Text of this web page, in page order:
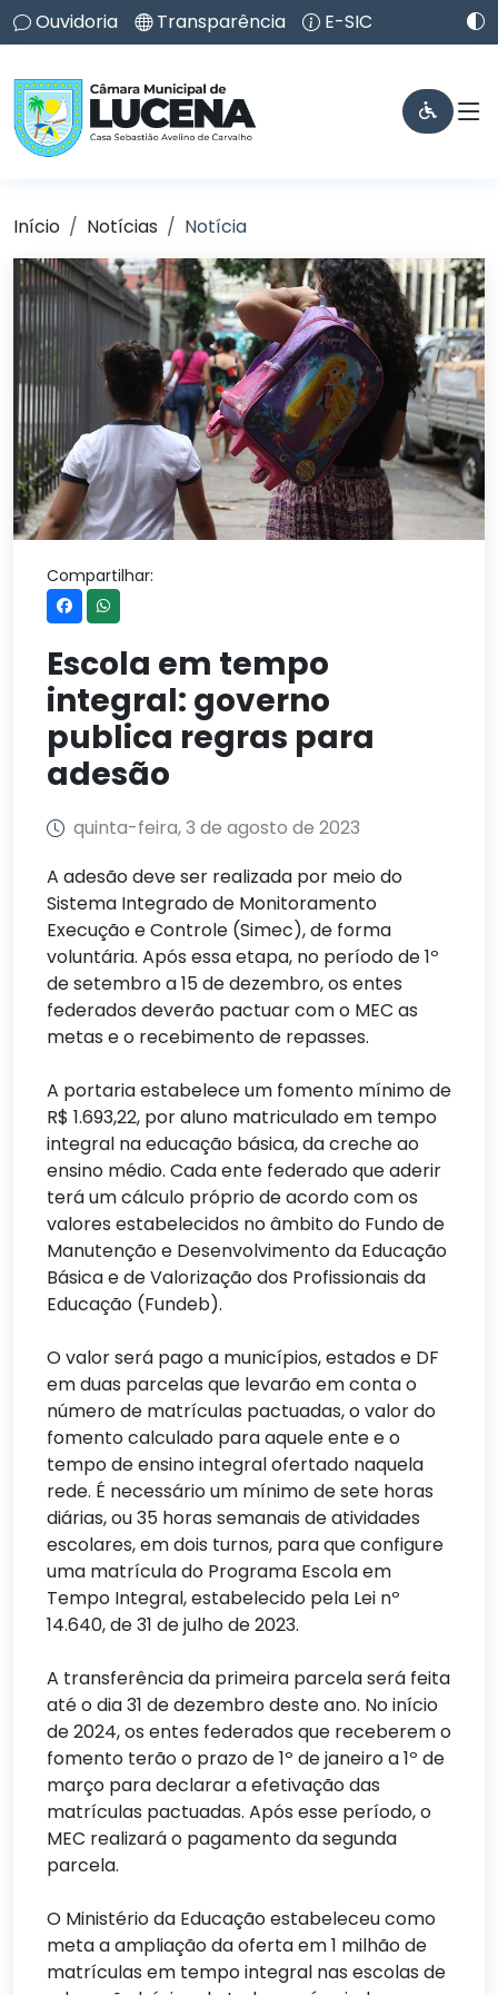
Ouvidoria Transparência E-SIC
Início Notícias Notícia
Compartilhar:
Escola em tempo
integral: governo
publica regras para
adesão
quinta-feira, 3 de agosto de 2023
A adesão deve ser realizada por meio do
Sistema Integrado de Monitoramento
Execução e Controle (Simec), de forma
voluntária. Após essa etapa, no período de 1º
de setembro a 15 de dezembro, os entes
federados deverão pactuar com o MEC as
metas e o recebimento de repasses.
A portaria estabelece um fomento mínimo de
R$ 1.693,22, por aluno matriculado em tempo
integral na educação básica, da creche ao
ensino médio. Cada ente federado que aderir
terá um cálculo próprio de acordo com os
valores estabelecidos no âmbito do Fundo de
Manutenção e Desenvolvimento da Educação
Básica e de Valorização dos Profissionais da
Educação (Fundeb).
O valor será pago a municípios, estados e DF
em duas parcelas que levarão em conta o
número de matrículas pactuadas, o valor do
fomento calculado para aquele ente e o
tempo de ensino integral ofertado naquela
rede. É necessário um mínimo de sete horas
diárias, ou 35 horas semanais de atividades
escolares, em dois turnos, para que configure
uma matrícula do Programa Escola em
Tempo Integral, estabelecido pela Lei nº
14.640, de 31 de julho de 2023.
A transferência da primeira parcela será feita
até o dia 31 de dezembro deste ano. No início
de 2024, os entes federados que receberem o
fomento terão o prazo de 1º de janeiro a 1º de
março para declarar a efetivação das
matrículas pactuadas. Após esse período, o
MEC realizará o pagamento da segunda
parcela.
O Ministério da Educação estabeleceu como
meta a ampliação da oferta em 1 milhão de
matrículas em tempo integral nas escolas de